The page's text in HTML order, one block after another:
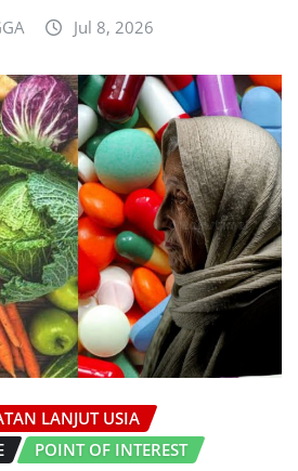
Jul 8, 2026
LANJUT USIA
POINT OF INTEREST